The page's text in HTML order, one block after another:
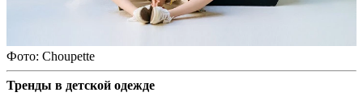
Фото: Choupette
Тренды в детской одежде